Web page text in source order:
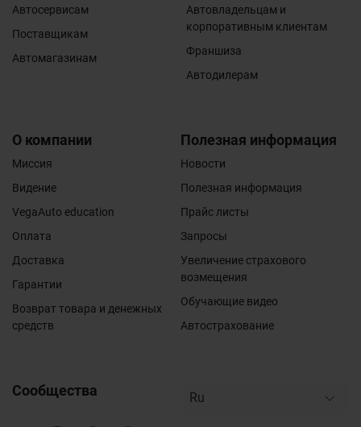
Автосервисам
Поставщикам
Автомагазинам
Автовладельцам и
корпоративным клиентам
Франшиза
Автодилерам
О компании
Миссия
Видение
VegaAuto education
Оплата
Доставка
Гарантии
Возврат товара и денежных
средств
Полезная информация
Новости
Полезная информация
Прайс листы
Запросы
Увеличение страхового
возмещения
Обучающие видео
Автострахование
Сообщества